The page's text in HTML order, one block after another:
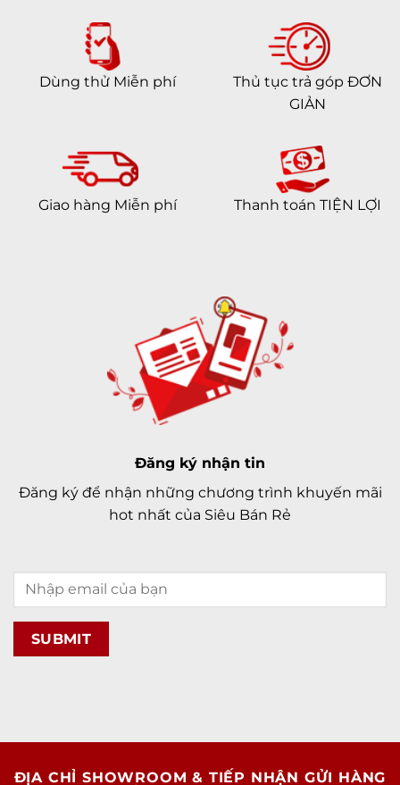
Dùng thử Miễn phí
Thủ tục trả góp ĐƠN
GIẢN
Giao hàng Miễn phí Thanh toán TIỆN LỢI
Đăng ký nhận tin
Đăng ký để nhận những chương trình khuyến mãi
hot nhất của Siêu Bán Rẻ
ĐỊA CHỈ SHOWROOM & TIẾP NHẬN GỬI HÀNG